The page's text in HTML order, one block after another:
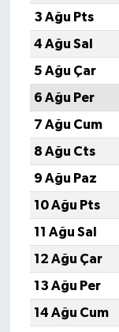
3 Ağu Pts
4 Ağu Sal
5 Ağu Çar
6 Ağu Per
7 Ağu Cum
8 Ağu Cts
9 Ağu Paz
10 Ağu Pts
11 Ağu Sal
12 Ağu Çar
13 Ağu Per
14 Ağu Cum